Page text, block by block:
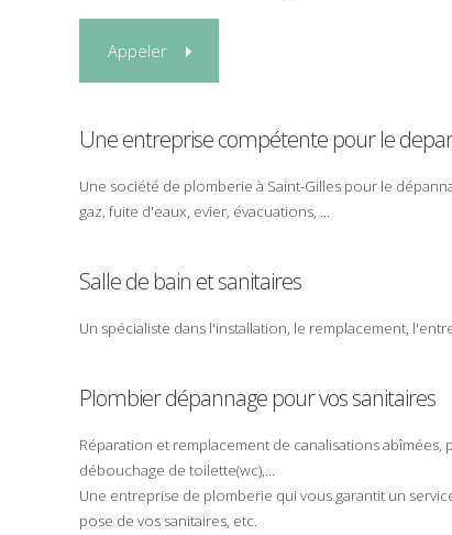
Appeler
Une entreprise compétente pour le
Une société de plomberie à Saint-Gilles pour le
gaz, fuite d'eaux, evier, évacuations, ...
Salle de bain et sanitaires
Un spécialiste dans l'installation, le remplacement, l'
Plombier dépannage pour vos sanitaires
Réparation et remplacement de canalisationsabîmées,
débouchage de toilette(wc),...
Une entreprise de plomberie qui vous garantit un
pose de vos sanitaires, etc.